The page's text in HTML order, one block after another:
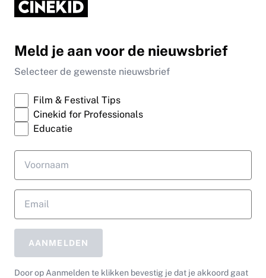
Meld je aan voor de nieuwsbrief
Selecteer de gewenste nieuwsbrief
Film & Festival Tips
Cinekid for Professionals
Educatie
AANMELDEN
Door op Aanmelden te klikken bevestig je dat je akkoord gaat